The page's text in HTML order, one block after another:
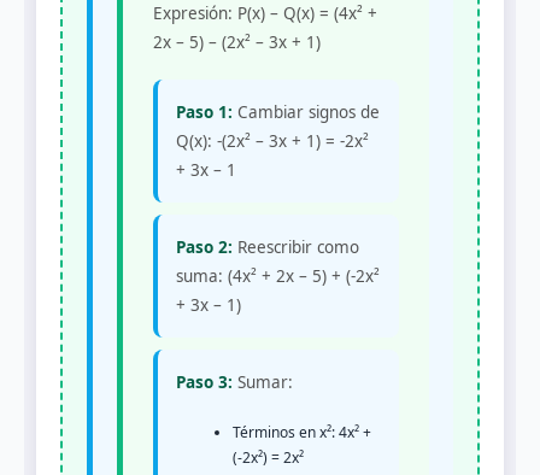
Expresión: P(x) – Q(x) = (4x² +
2x – 5) – (2x² – 3x + 1)
Paso 1: Cambiar signos de
Q(x): -(2x² – 3x + 1) = -2x²
+ 3x – 1
Paso 2: Reescribir como
suma: (4x² + 2x – 5) + (-2x²
+ 3x – 1)
Paso 3: Sumar:
Términos en x²: 4x² +
(-2x²) = 2x²